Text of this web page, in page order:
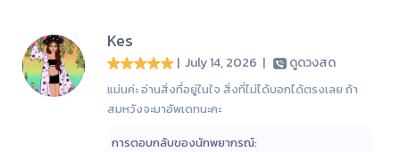
Kes
| July 14, 2026 | ดูดวงสด
แม่นค่ะ อ่านสิ่งที่อยู่ในใจ สิ่งที่ไม่ได้บอกได้ตรงเลย ถ้า
สมหวังจะมาอัพเดทนะคะ
การตอบกลับของนักพยากรณ์: